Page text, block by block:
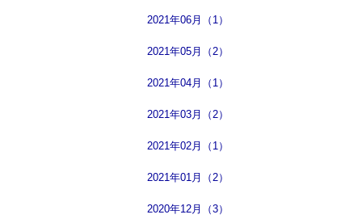
2021年06月（1）
2021年05月（2）
2021年04月（1）
2021年03月（2）
2021年02月（1）
2021年01月（2）
2020年12月（3）